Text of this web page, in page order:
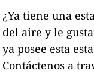
¿Ya tiene una
del aire y le
ya posee esta
Contáctenos a